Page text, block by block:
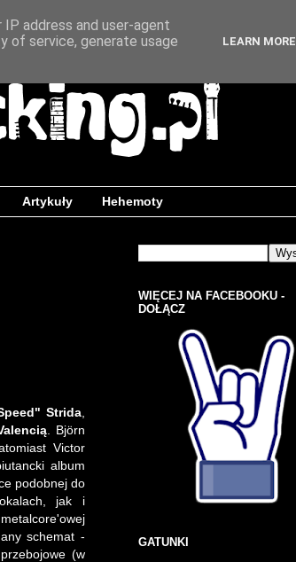
Artykuły Hehemoty
Strida
. Björn
Victor
album
podobnej do
jak i
schemat -
(w
WIĘCEJ NA FACEBOOKU -
DOŁĄCZ
GATUNKI
address and user-agent
of service, generate usage
LEARN MORE